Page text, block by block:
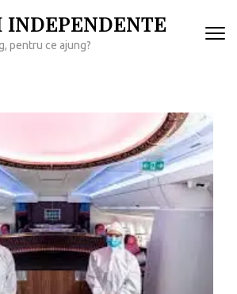
pentru ce ajung?